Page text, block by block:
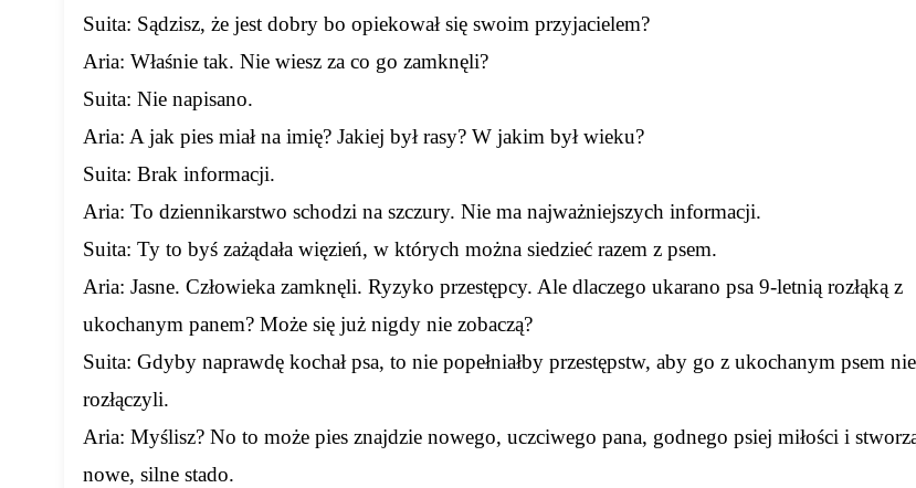
Suita: Sądzisz, że jest dobry bo opiekował się swoim przyjacielem?
Aria: Właśnie tak. Nie wiesz za co go zamknęli?
Suita: Nie napisano.
Aria: A jak pies miał na imię? Jakiej był rasy? W jakim był wieku?
Suita: Brak informacji.
Aria: To dziennikarstwo schodzi na szczury. Nie ma najważniejszych informacji.
Suita: Ty to byś zażądała więzień, w których można siedzieć razem z psem.
Aria: Jasne. Człowieka zamknęli. Ryzyko przestępcy. Ale dlaczego ukarano psa 9-letnią rozłąką z
ukochanym panem? Może się już nigdy nie zobaczą?
Suita: Gdyby naprawdę kochał psa, to nie popełniałby przestępstw, aby go z ukochanym psem nie
rozłączyli.
Aria: Myślisz? No to może pies znajdzie nowego, uczciwego pana, godnego psiej miłości i
nowe, silne stado.